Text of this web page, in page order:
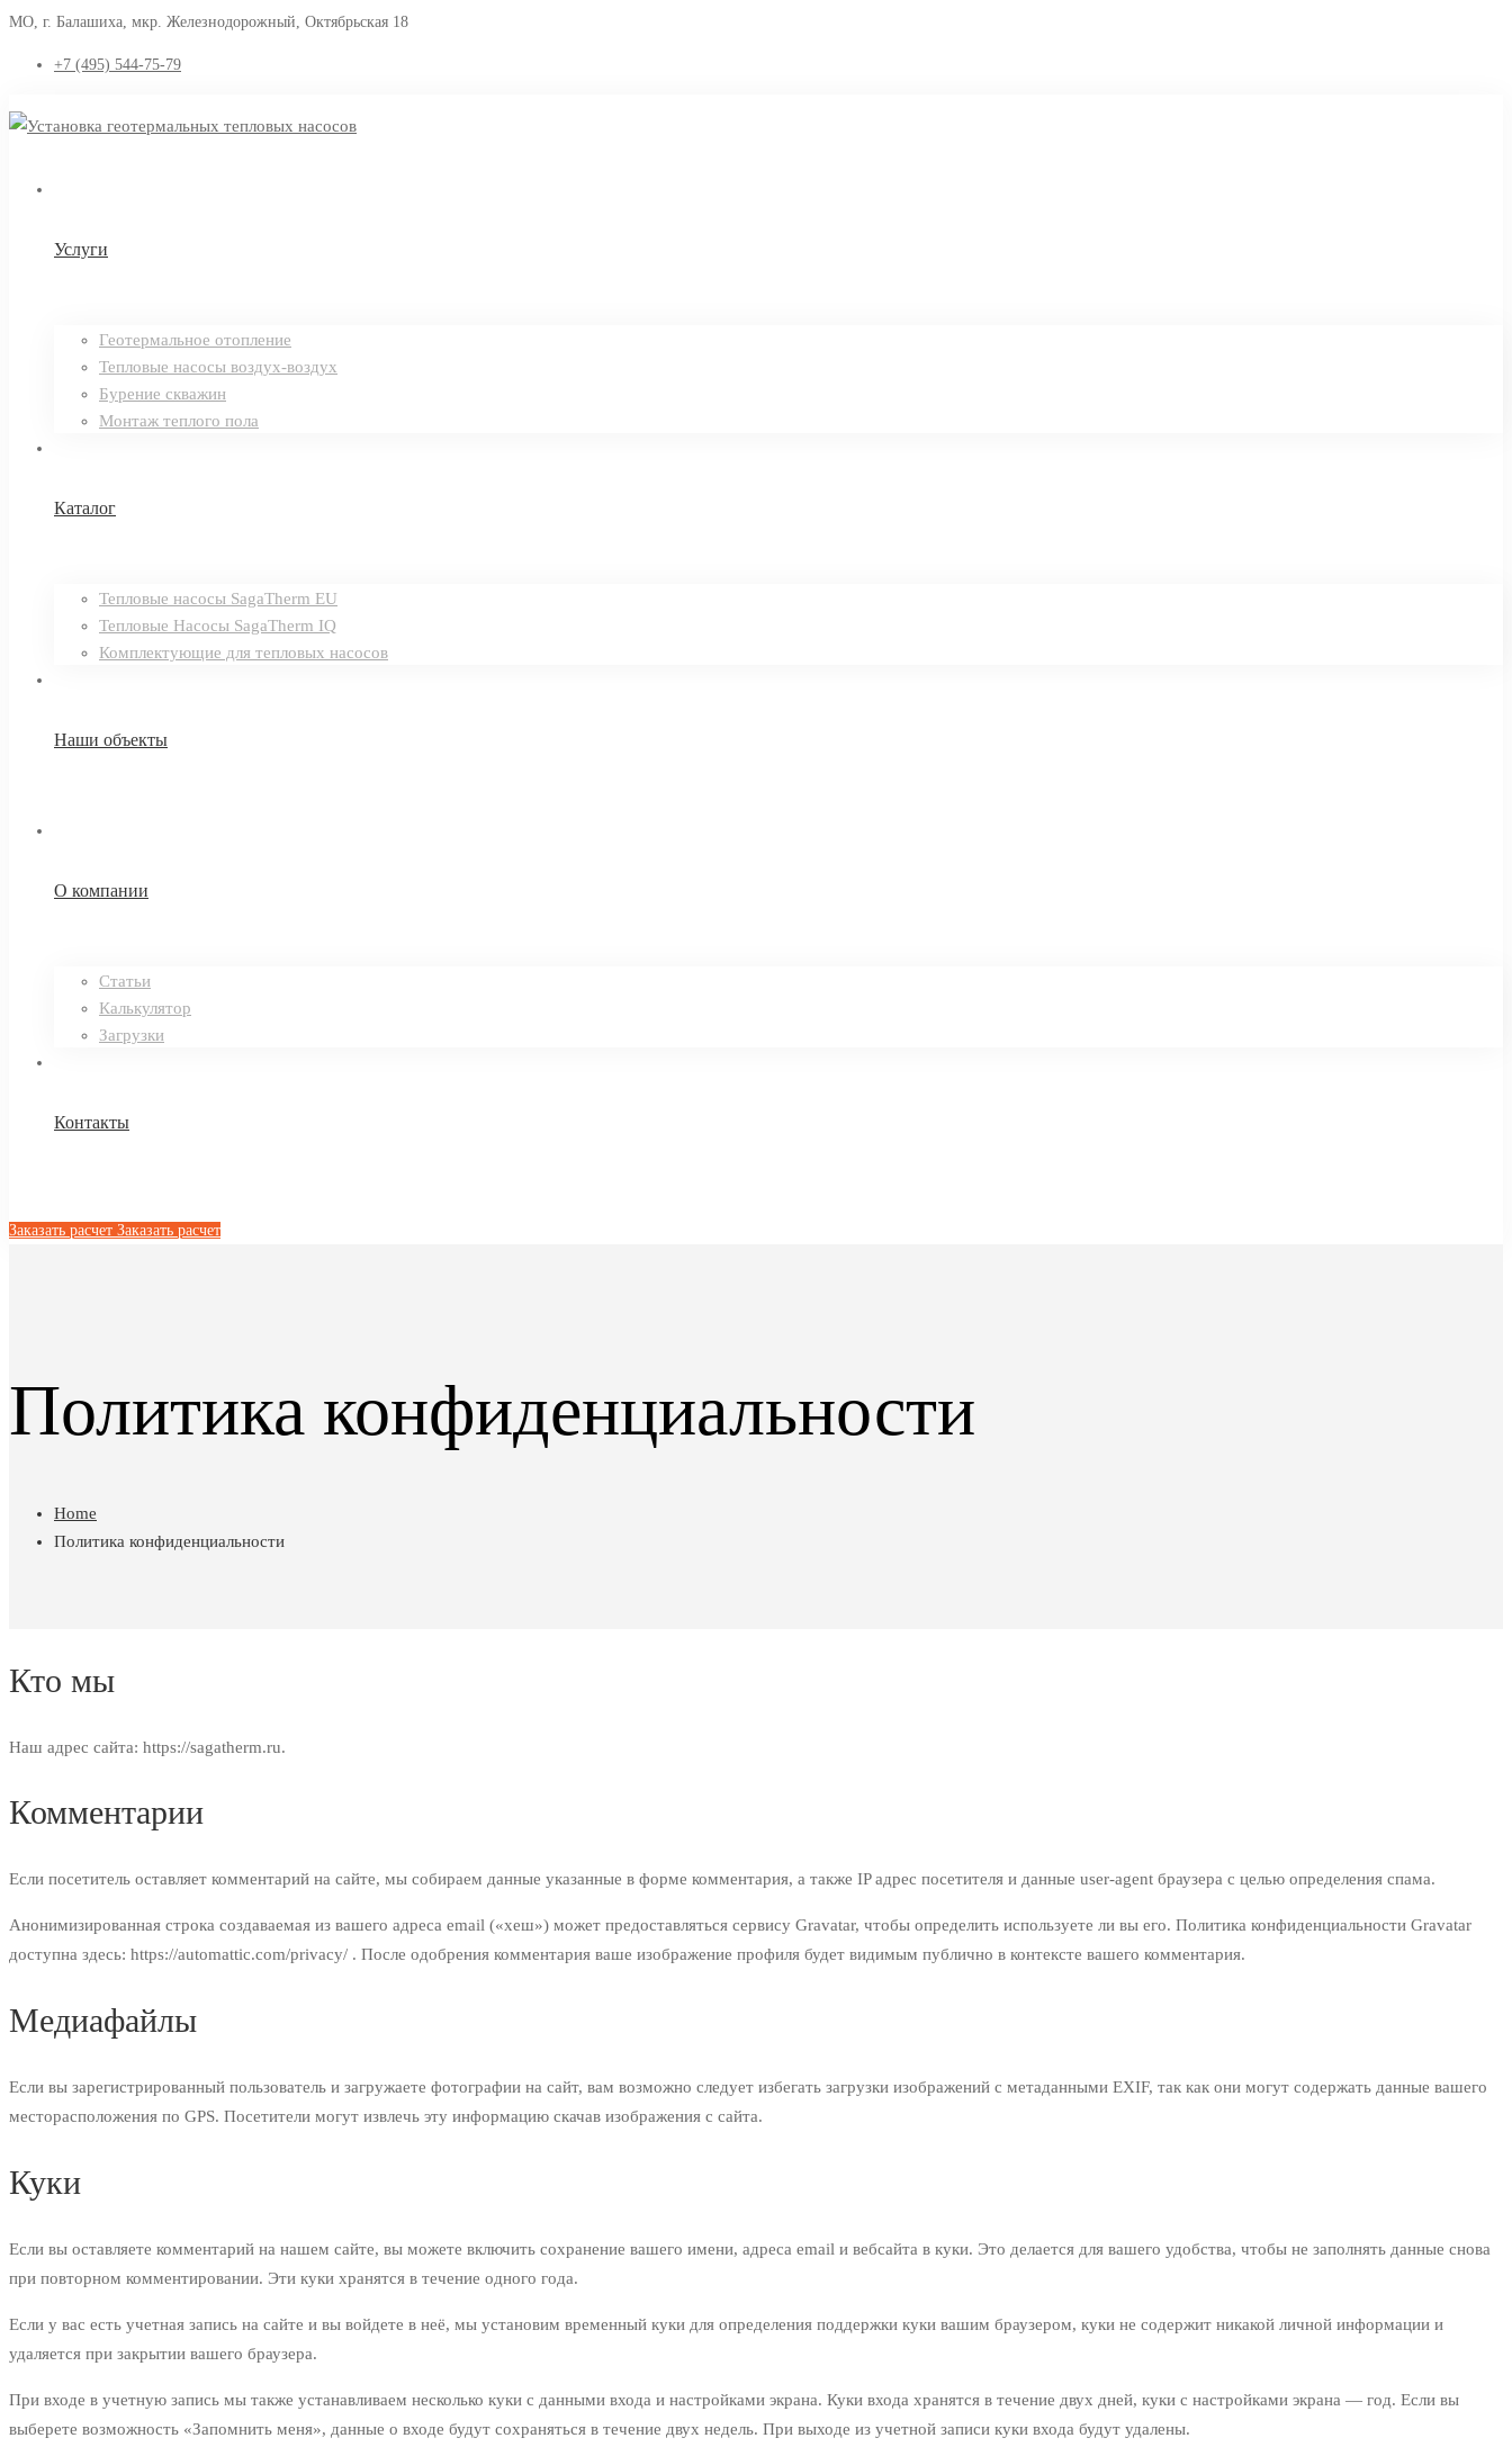
МО, г. Балашиха, мкр. Железнодорожный, Октябрьская 18
+7 (495) 544-75-79
Услуги
Геотермальное отопление
Тепловые насосы воздух-воздух
Бурение скважин
Монтаж теплого пола
Каталог
Тепловые насосы SagaTherm EU
Тепловые Насосы SagaTherm IQ
Комплектующие для тепловых насосов
Наши объекты
О компании
Статьи
Калькулятор
Загрузки
Контакты
Заказать расчет Заказать расчет
Политика конфиденциальности
Home
Политика конфиденциальности
Политика
Кто мы
Наш адрес сайта: https://sagatherm.ru.
Комментарии
Если посетитель оставляет комментарий на сайте, мы собираем данные указанные в форме комментария, а также IP адрес посетителя и данные user-agent браузера с целью определения спама.
Анонимизированная строка создаваемая из вашего адреса email («хеш») может предоставляться сервису Gravatar, чтобы определить используете ли вы его. Политика конфиденциальности Gravatar
доступна здесь: https://automattic.com/privacy/ . После одобрения комментария ваше изображение профиля будет видимым публично в контексте вашего комментария.
Медиафайлы
Если вы зарегистрированный пользователь и загружаете фотографии на сайт, вам возможно следует избегать загрузки изображений с метаданными EXIF, так как они могут содержать данные вашего
месторасположения по GPS. Посетители могут извлечь эту информацию скачав изображения с сайта.
Куки
Если вы оставляете комментарий на нашем сайте, вы можете включить сохранение вашего имени, адреса email и вебсайта в куки. Это делается для вашего удобства, чтобы не заполнять данные снова
при повторном комментировании. Эти куки хранятся в течение одного года.
Если у вас есть учетная запись на сайте и вы войдете в неё, мы установим временный куки для определения поддержки куки вашим браузером, куки не содержит никакой личной информации и
удаляется при закрытии вашего браузера.
При входе в учетную запись мы также устанавливаем несколько куки с данными входа и настройками экрана. Куки входа хранятся в течение двух дней, куки с настройками экрана — год. Если вы
выберете возможность «Запомнить меня», данные о входе будут сохраняться в течение двух недель. При выходе из учетной записи куки входа будут удалены.